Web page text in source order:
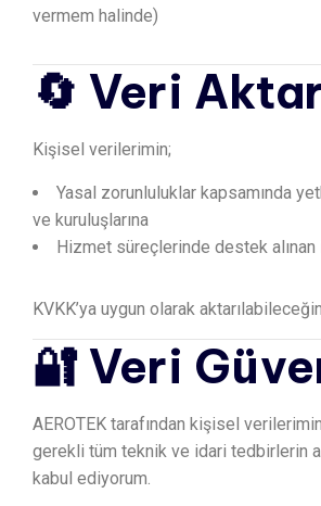
vermem halinde)
🔄 Veri
Kişisel verilerimin;
Yasal zorunluluklar kapsamında
ve kuruluşlarına
Hizmet süreçlerinde destek alınan
KVKK’ya uygun olarak
🔐 Veri
AEROTEK tarafından kişisel
gerekli tüm teknik ve idari tedbirlerin
kabul ediyorum.